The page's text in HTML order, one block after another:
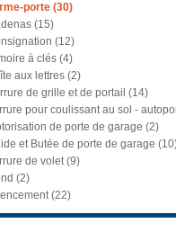
porte (30)
(15)
(12)
à clés (4)
aux lettres (2)
de grille et de portail (14)
pour coulissant au sol -
de porte de garage (2)
et Butée de porte de garage
de volet (9)
(2)
(22)